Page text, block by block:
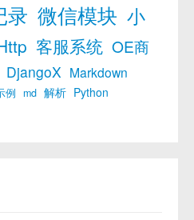
录 微信模块 小
客服系统 OE商
DjangoX Markdown
例 md 解析 Python